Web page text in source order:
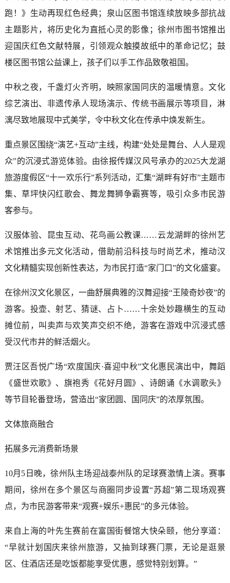
跑！》生动再现红色经典；泉山区图书馆连续放映多部抗战
主题影片，将历史化为直抵心灵的影像；徐州市图书馆推出
迎国庆红色文献特展，引领观众触摸故纸中的革命记忆；鼓
楼区图书馆公益课上，孩子们以手工作品致敬祖国。
中秋之夜，千盏灯火齐明，映照家国同庆的温暖情意。文化
综艺演出、非遗传承人现场演示、传统书画展示等项目，淋
漓尽致地展现中式美学，令中秋文化在传承中焕发新生。
重点景区围绕“演艺+互动”主线，构建“处处是舞台、人人是观
众”的沉浸式游览体验。由徐报传媒汉风号承办的2025大龙湖
旅游度假区“十一欢乐行”系列活动，汇集“湖畔有好市”主题市
集、草坪快闪红歌会、舞龙舞狮争霸赛等，吸引众多市民游
客参与。
汉服体验、昆虫互动、花鸟画公教课……云龙湖畔的徐州艺
术馆推出多元文化活动，借助前沿科技与时尚艺术，推动汉
文化精髓实现创新性表达，为市民打造“家门口”的文化盛宴。
在徐州汉文化景区，一曲舒展典雅的汉舞迎接“王陵奇妙夜”的
游客。投壶、射艺、猜谜、占卜……十余处妙趣横生的互动
摊位前，叫卖声与欢笑声交织不绝，游客在游戏中沉浸式感
受汉代市井的鲜活烟火。
贾汪区吾悦广场“欢度国庆·喜迎中秋”文化惠民演出中，舞蹈
《盛世欢歌》、旗袍秀《花好月圆》、诗朗诵《水调歌头》
等节目轮番登场，营造出“家团圆、国同庆”的浓厚氛围。
文体旅商融合
拓展多元消费新场景
10月5日晚，徐州队主场迎战泰州队的足球赛激情上演。赛事
期间，徐州在多个景区与商圈同步设置“苏超”第二现场观赛
点，为市民游客带来“观赛+娱乐+惠民”的多元体验。
来自上海的叶先生赛前在富国街餐馆大快朵颐，他分享道：
“早就计划国庆来徐州旅游，又抽到球赛门票，无论是逛景
区、住酒店还是吃饭都能享受优惠，感觉特别划算。”